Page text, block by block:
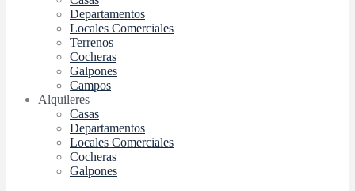
Departamentos
Locales Comerciales
Terrenos
Cocheras
Galpones
Campos
Alquileres
Casas
Departamentos
Locales Comerciales
Cocheras
Galpones